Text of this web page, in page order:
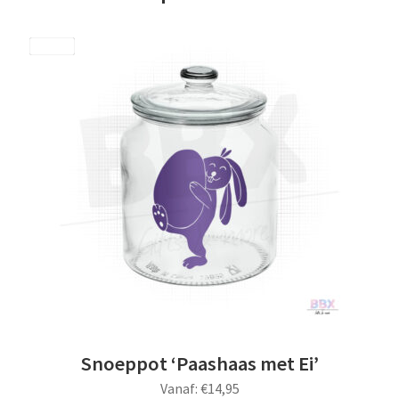
Snoeppot ‘Paashaas met Ei’
Vanaf: €14,95